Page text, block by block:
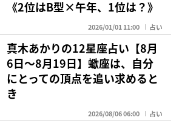
《2位はB型×午年、1位は？》
2026/01/01 11:00 占い
真木あかりの12星座占い【8月
6日～8月19日】蠍座は、自分
にとっての頂点を追い求めると
き
2026/08/06 06:00 占い